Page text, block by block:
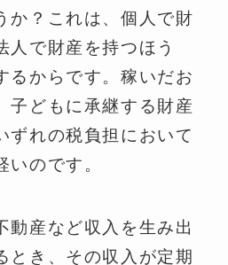
か？これは、個人で財
人で財産を持つほう
るからです。稼いだお
子どもに承継する財産
ずれの税負担において
いのです。
動産など収入を生み出
とき、その収入が定期